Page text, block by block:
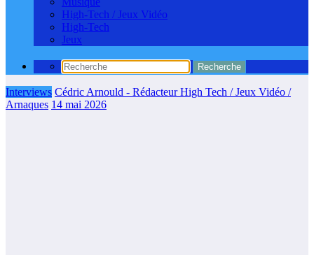
High-Tech / Jeux Vidéo
High-Tech
Jeux
Interviews Cédric Arnould - Rédacteur High Tech / Jeux Vidéo /
Arnaques 14 mai 2026